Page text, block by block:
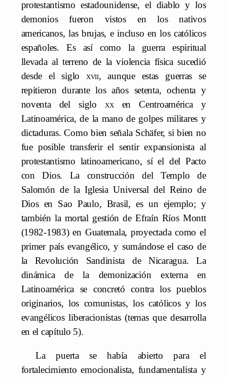
protestantismo estadounidense, el diablo y los
demonios fueron vistos en los nativos
americanos, las brujas, e incluso en los católicos
españoles. Es así como la guerra espiritual
llevada al terreno de la violencia física sucedió
desde el siglo xvii, aunque estas guerras se
repitieron durante los años setenta, ochenta y
noventa del siglo xxen Centroamérica y
Latinoamérica, de la mano de golpes militares y
dictaduras. Como bien señala Schäfer, si bien no
fue posible transferir el sentir expansionista al
protestantismo latinoamericano, sí el del Pacto
con Dios. La construcción del Templo de
Salomón de la Iglesia Universal del Reino de
Dios en Sao Paulo, Brasil, es un ejemplo; y
también la mortal gestión de Efraín Ríos Montt
(1982-1983) en Guatemala, proyectada como el
primer país evangélico, y sumándose el caso de
la Revolución Sandinista de Nicaragua. La
dinámica de la demonización externa en
Latinoamérica se concretó contra los pueblos
originarios, los comunistas, los católicos y los
evangélicos liberacionistas (temas que desarrolla
en el capítulo 5).
La puerta se había abierto para el
fortalecimiento emocionalista, fundamentalista y